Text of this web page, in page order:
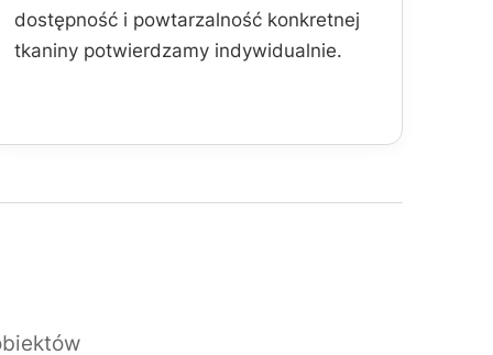
dostępność i powtarzalność konkretnej
tkaniny potwierdzamy indywidualnie.